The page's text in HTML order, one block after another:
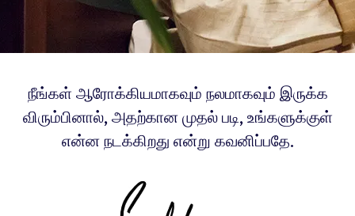
நீங்கள் ஆரோக்கியமாகவும் நலமாகவும் இருக்க
விரும்பினால், அதற்கான முதல் படி, உங்களுக்குள்
என்ன நடக்கிறது என்று கவனிப்பதே.